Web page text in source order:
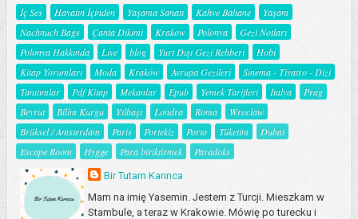
İç Ses Hayatın İçinden Yaşama Sanatı Kahve Bahane
Yaşam
Nachnuch Bags
Çanta Dikimi Krakow Polonya
Gezi Notları
Polonya Hakkında
Live blog Yurt Dışı Gezi Rehberi
Hobi
Kitap Yorumları
Moda Kraków Avrupa Gezileri
Sinema - Tiyatro - Dizi
Tanıtımlar
Pdf Kitap Mekanlar Epub Yemek Tarifleri İtalya
Prag
Beyrut
Bilim Kurgu Yılbaşı Londra Roma
Wroclaw
Brüksel / Amsterdam
Paris Portekiz Porto Tüketim
Dubai
Escape Room
Hygge Para biriktirmek Paradoks
Bir Tutam Karınca
Mam na imię Yasemin. Jestem z Turcji. Mieszkam w
Stambule, a teraz w Krakowie. Mówię po turecku i